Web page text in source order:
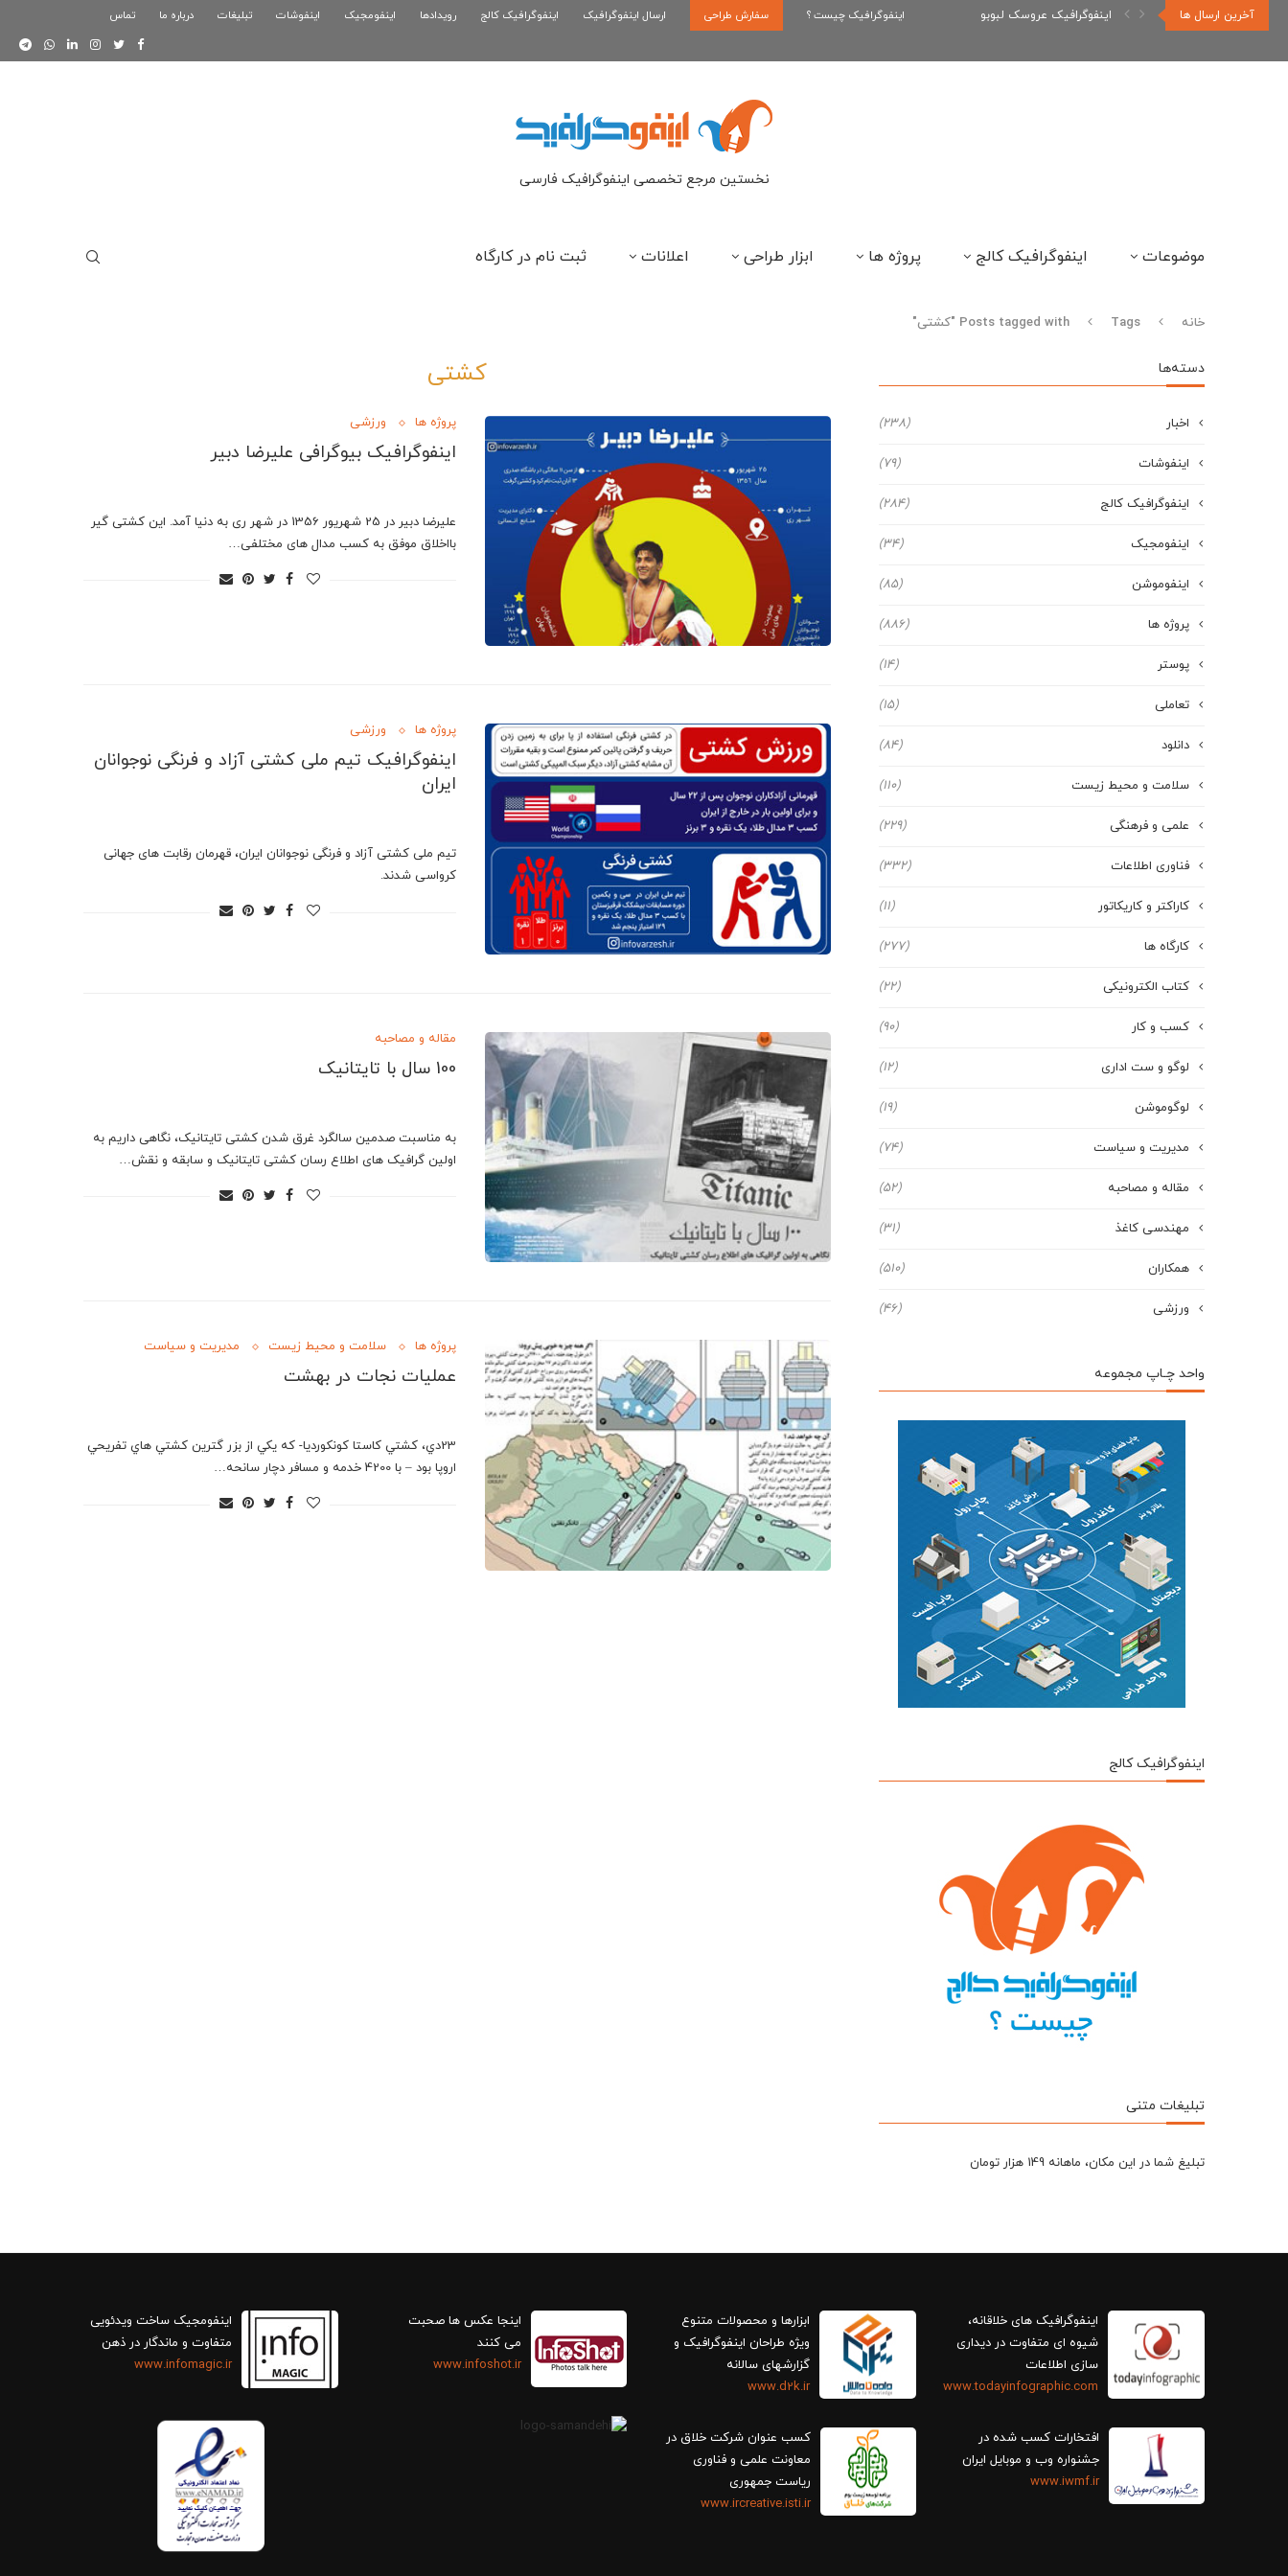
آخرین ارسال ها اینفوگرافیک عروسک لبوبو اینفوگرافیک رپر های فارسی نسل... اینفوگرافیک بازی کلش رویال اینفوگرافیک چیست ؟ سفارش طراحی ارسال اینفوگرافیک اینفوگرافیک کالج رویدادها اینفومجیک اینفوشات تبلیغات درباره ما تماس
نخستین مرجع تخصصی اینفوگرافیک فارسی
موضوعات اینفوگرافیک کالج پروژه ها ابزار طراحی اعلانات ثبت نام در کارگاه
خانه Tags Posts tagged with "کشتی"
کشتی
پروژه ها ورزشی
اینفوگرافیک بیوگرافی علیرضا دبیر
علیرضا دبیر در 25 شهریور 1356 در شهر ری به دنیا آمد. این کشتی گیر
بااخلاق موفق به کسب مدال های مختلفی…
پروژه ها ورزشی
اینفوگرافیک تيم ملى كشتى آزاد و فرنگى نوجوانان
ايران
تيم ملى كشتى آزاد و فرنگى نوجوانان ايران، قهرمان رقابت هاى جهانى
كرواسى شدند.
مقاله و مصاحبه
100 سال با تایتانیک
به مناسبت صدمین سالگرد غرق شدن کشتی تایتانیک، نگاهی داریم به
اولین گرافیک های اطلاع رسان کشتی تایتانیک و سابقه و نقش…
پروژه ها سلامت و محیط زیست مدیریت و سیاست
عمليات نجات در بهشت
23دي، كشتي كاستا كونكورديا- كه يكي از بزر گترين كشتي هاي تفريحي
اروپا بود – با 4200 خدمه و مسافر دچار سانحه…
دسته‌ها
اخبار (238)
اینفوشات (79)
اینفوگرافیک کالج (284)
اینفومجیک (34)
اینفوموشن (85)
پروژه ها (886)
پوستر (14)
تعاملی (15)
دانلود (84)
سلامت و محیط زیست (110)
علمی و فرهنگی (229)
فناوری اطلاعات (332)
کاراکتر و کاریکاتور (11)
کارگاه ها (277)
کتاب الکترونیکی (22)
کسب و کار (90)
لوگو و ست اداری (12)
لوگوموشن (19)
مدیریت و سیاست (74)
مقاله و مصاحبه (52)
مهندسی کاغذ (31)
همکاران (510)
ورزشی (46)
واحد چـاپ مجموعه
اینفوگرافیک کالج
تبلیغات متنی
تبلیغ شما در این مکان، ماهانه 149 هزار تومان
اینفوگرافیک های خلاقانه،
سازی اطلاعات
www.todayinfographic.com
افتخارات کسب شده در
جشنواره وب و موبایل ایران
www.iwmf.ir
ابزارها و محصولات متنوع
ویژه طراحان اینفوگرافیک و
گزارش‎های سالانه
www.d2k.ir
کسب عنوان شرکت خلاق در
معاونت علمی و فناوری
ریاست جمهوری
www.ircreative.isti.ir
اینجا عکس ها صحبت
می کنند
www.infoshot.ir
اینفومجیک ساخت ویدئویی
متفاوت و ماندگار در ذهن
www.infomagic.ir